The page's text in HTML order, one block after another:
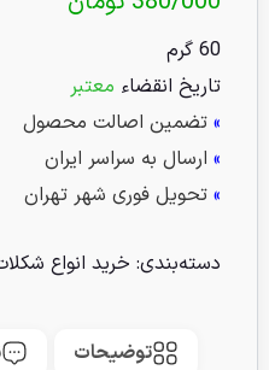
60 گرم
تاریخ انقضاء معتبر
» تضمین اصالت محصول
» ارسال به سراسر ایران
» تحویل فوری شهر تهران
دسته‌بندی: خرید انواع
توضیحات